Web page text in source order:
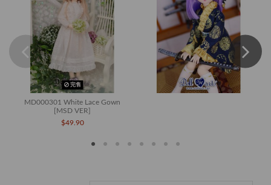
完售
MD000301 White Lace Gown
[MSD VER]
$49.90